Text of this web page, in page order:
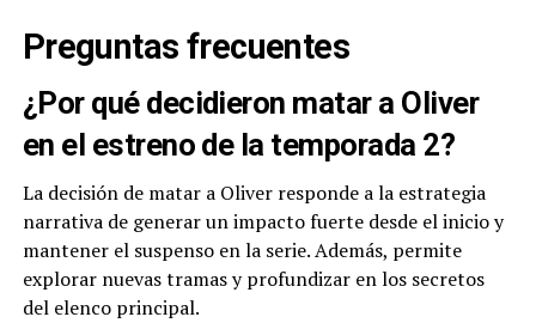
Preguntas frecuentes
¿Por qué decidieron matar a Oliver
en el estreno de la temporada 2?
La decisión de matar a Oliver responde a la estrategia
narrativa de generar un impacto fuerte desde el inicio y
mantener el suspenso en la serie. Además, permite
explorar nuevas tramas y profundizar en los secretos
del elenco principal.